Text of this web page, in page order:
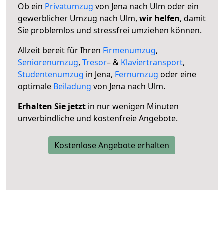
Ob ein Privatumzug von Jena nach Ulm oder ein
gewerblicher Umzug nach Ulm, wir helfen, damit
Sie problemlos und stressfrei umziehen können.
Allzeit bereit für Ihren Firmenumzug,
Seniorenumzug, Tresor– & Klaviertransport,
Studentenumzug in Jena, Fernumzug oder eine
optimale Beiladung von Jena nach Ulm.
Erhalten Sie jetzt in nur wenigen Minuten
unverbindliche und kostenfreie Angebote.
Kostenlose Angebote erhalten